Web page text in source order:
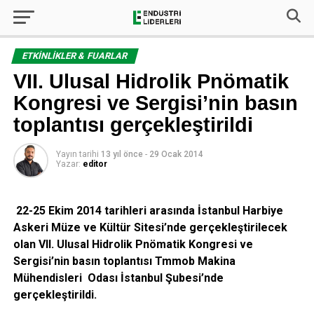
ETKINLIKLER & FUARLAR
VII. Ulusal Hidrolik Pnömatik
Kongresi ve Sergisi’nin basın
toplantısı gerçekleştirildi
Yayın tarihi 13 yıl önce - 29 Ocak 2014
Yazar: editor
22-25 Ekim 2014tarihleri arasında İstanbul Harbiye
Askeri Müze ve Kültür Sitesi’nde gerçekleştirilecek
olan VII. Ulusal Hidrolik Pnömatik Kongresi ve
Sergisi’nin basın toplantısı Tmmob Makina
Mühendisleri Odası İstanbul Şubesi’nde
gerçekleştirildi.